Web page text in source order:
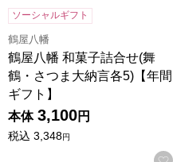
ソーシャルギフト
鶴屋八幡
鶴屋八幡 和菓子詰合せ(舞
鶴・さつま大納言各5)【年間
ギフト】
本体 3,100円
税込 3,348円